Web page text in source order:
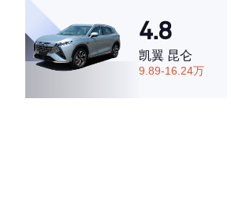
4.8
凯翼 昆仑
9.89-16.24万